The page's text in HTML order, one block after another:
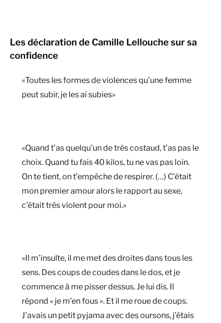
Les déclaration de Camille Lellouche sur sa
confidence
«Toutes les formes de violences qu’une femme
peut subir, je les ai subies»
«Quand t’as quelqu’un de très costaud, t’as pas le
choix. Quand tu fais 40 kilos, tu ne vas pas loin.
On te tient, on t’empêche de respirer. (…) C’était
mon premier amour alors le rapport au sexe,
c’était très violent pour moi.»
«Il m’insulte, il me met des droites dans tous les
sens. Des coups de coudes dans le dos, et je
commence à me pisser dessus. Je lui dis. Il
répond « je m’en fous ». Et il me roue de coups.
J’avais un petit pyjama avec des oursons, j’étais